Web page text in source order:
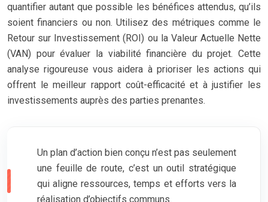
quantifier autant que possible les bénéfices attendus, qu’ils
soient financiers ou non. Utilisez des métriques comme le
Retour sur Investissement (ROI) ou la Valeur Actuelle Nette
(VAN) pour évaluer la viabilité financière du projet. Cette
analyse rigoureuse vous aidera à prioriser les actions qui
offrent le meilleur rapport coût-efficacité et à justifier les
investissements auprès des parties prenantes.
Un plan d’action bien conçu n’est pas seulement
une feuille de route, c’est un outil stratégique
qui aligne ressources, temps et efforts vers la
réalisation d’objectifs communs.